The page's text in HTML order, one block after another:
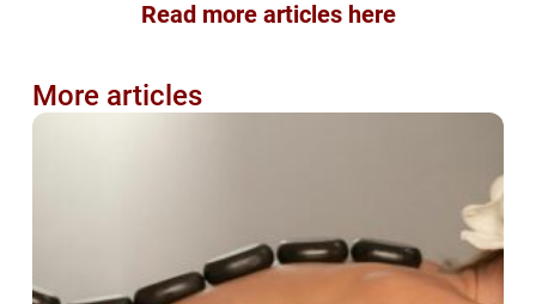
Read more articles here
More articles